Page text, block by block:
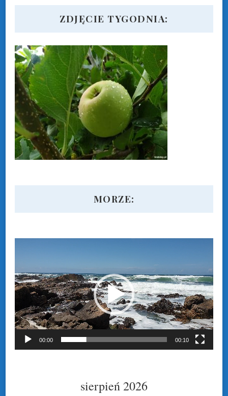
ZDJĘCIE TYGODNIA:
MORZE:
video
00:00 00:10
sierpień 2026